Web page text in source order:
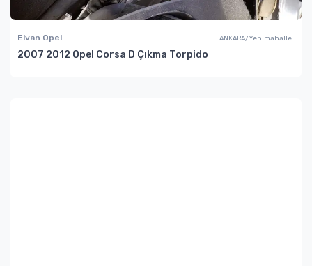
Elvan Opel ANKARA/Yenimahalle
2007 2012 Opel Corsa D Çıkma Torpido